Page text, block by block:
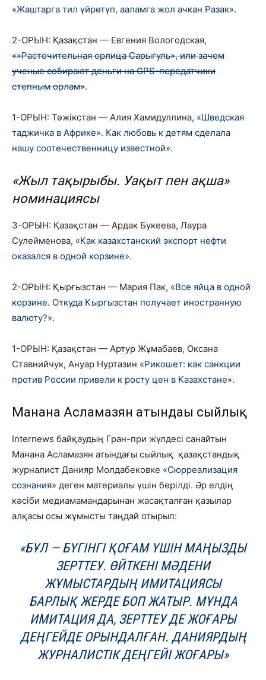
«Жаштарга тил үйрөтүп, ааламга жол ачкан Разак».
2-ОРЫН: Қазақстан — Евгения Вологодская,
«»Расточительная орлица Сарыгуль», или зачем
ученые собирают деньги на GPS-передатчики
степным орлам».
1-ОРЫН: Тәжікстан — Алия Хамидуллина, «Шведская
таджичка в Африке». Как любовь к детям сделала
нашу соотечественницу известной».
«Жыл тақырыбы. Уақыт пен ақша»
номинациясы
3-ОРЫН: Қазақстан — Ардак Букеева, Лаура
Сулейменова, «Как казахстанский экспорт нефти
оказался в одной корзине».
2-ОРЫН: Қырғызстан — Мария Пак, «Все яйца в одной
корзине. Откуда Кыргызстан получает иностранную
валюту?».
1-ОРЫН: Қазақстан — Артур Жұмабаев, Оксана
Ставнийчук, Ануар Нуртазин «Рикошет: как санкции
против России привели к росту цен в Казахстане».
Манана Асламазян атындағы сыйлық
Internews байқаудың Гран-при жүлдесі санайтын
Манана Асламазян атындағы сыйлық қазақстандық
журналист Данияр Молдабековке «Сюрреализация
сознания» деген материалы үшін берілді. Әр елдің
кәсіби медиамамандарынан жасақталған қазылар
алқасы осы жұмысты таңдай отырып:
«БҰЛ — БҮГІНГІ ҚОҒАМ ҮШІН МАҢЫЗДЫ
ЗЕРТТЕУ. ӨЙТКЕНІ МӘДЕНИ
ЖҰМЫСТАРДЫҢ ИМИТАЦИЯСЫ
БАРЛЫҚ ЖЕРДЕ БОП ЖАТЫР. МҰНДА
ИМИТАЦИЯ ДА, ЗЕРТТЕУ ДЕ ЖОҒАРЫ
ДЕҢГЕЙДЕ ОРЫНДАЛҒАН. ДАНИЯРДЫҢ
ЖУРНАЛИСТІК ДЕҢГЕЙІ ЖОҒАРЫ»